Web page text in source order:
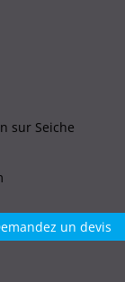
sur Seiche
un devis